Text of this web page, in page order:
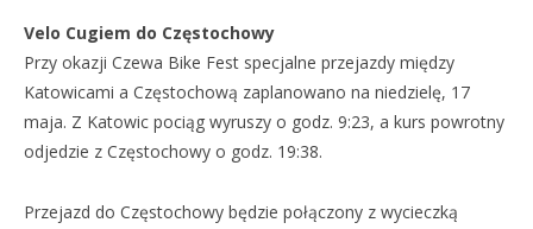
Velo Cugiem do Częstochowy
Przy okazji Czewa Bike Fest specjalne przejazdy między
Katowicami a Częstochową zaplanowano na niedzielę, 17
maja. Z Katowic pociąg wyruszy o godz. 9:23, a kurs powrotny
odjedzie z Częstochowy o godz. 19:38.
Przejazd do Częstochowy będzie połączony z wycieczką